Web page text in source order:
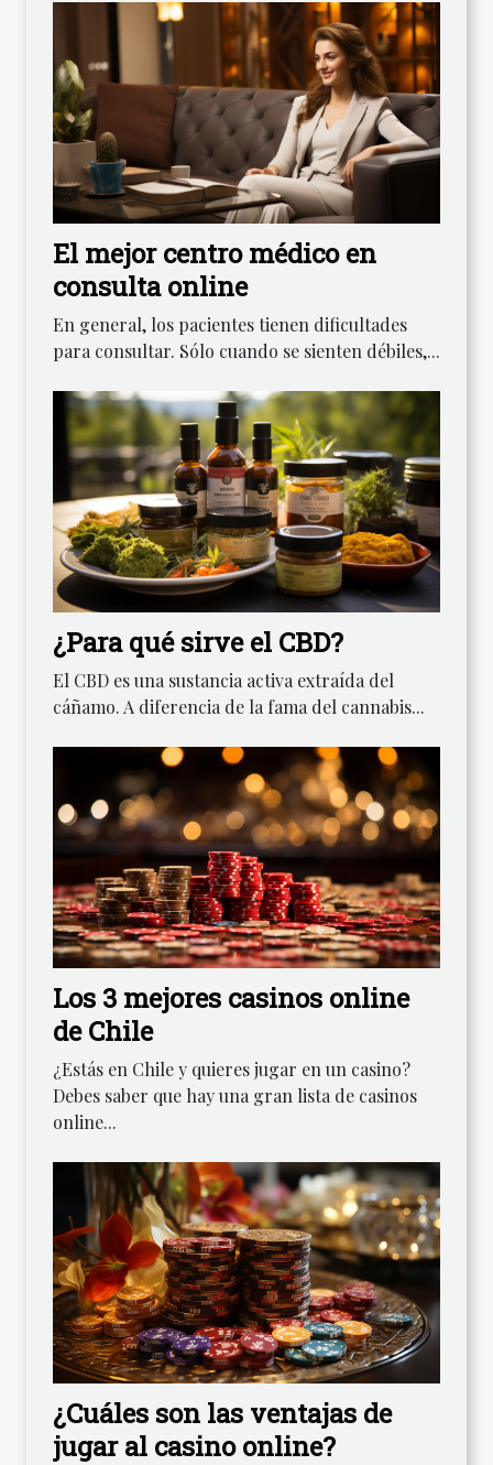
El mejor centro médico en
consulta online
En general, los pacientes tienen dificultades
para consultar. Sólo cuando se sienten débiles,...
¿Para qué sirve el CBD?
El CBD es una sustancia activa extraída del
cáñamo. A diferencia de la fama del cannabis...
Los 3 mejores casinos online
de Chile
¿Estás en Chile y quieres jugar en un casino?
Debes saber que hay una gran lista de casinos
online...
¿Cuáles son las ventajas de
jugar al casino online?